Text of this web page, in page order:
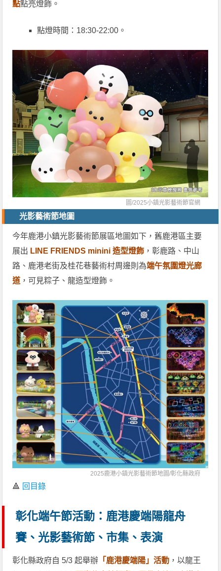
點點亮燈飾。
點燈時間：18:30-22:00。
圖/2025小鎮光影藝術節官網
光影藝術節地圖
今年鹿港小鎮光影藝術節展區地圖如下，舊鹿港區主要
展出 LINE FRIENDS minini 造型燈飾 ，彰鹿路、中山
路、鹿港老街及桂花巷藝術村周邊則為端午氛圍燈光廊
道 ，可見粽子、龍造型燈飾。
2025鹿港小鎮光影藝術節地圖/彰化縣政府
🔺 回目錄
彰化端午節活動：鹿港慶端陽龍舟
賽、光影藝術節、市集、表演
彰化縣政府自 5/3 起舉辦 「鹿港慶端陽」活動 ，以龍王